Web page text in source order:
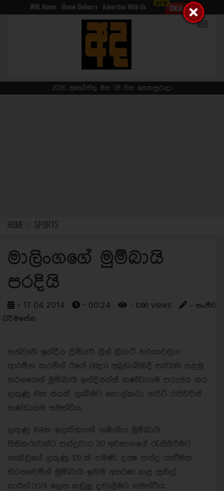
WNL Home Home Delivery Advertise With Us
2026 අගෝස්තු මස 08 වන සෙනසුරාදා
HOME SPORTS
මාලිංගගේ මුම්බායි
පරදියි
- 17 04 2014 - 00:24 - 1096 views
- සංජීව
ධර්මසේන
හත්වැනි ඉන්දීය ප්‍රිමියර් ලීග් ක්‍රිකට් තරගාවලිය
ආරම්භ කරමින් ඊයේ (16දා) අබුඩාබිහිදී පැවැති පළමු
තරගයෙන් මුම්බායි ඉන්දියන්ස් කණ්ඩායම පරාජය කර
ලකුණු 41ක ජයක් ලැබීමට කොල්කටා නයිට් රයිඩර්ස්
කණ්ඩායම සමත්විය.
ලකුණු 164ක ඉලක්කයක් හඹාගිය මුම්බායි
පිතිකරුවන්ට පන්දුවාර 20 අවසානයේ රැස්කිරීමට
හැකිවූයේ ලකුණු 122 ක් පමණි. දක්‍ෂ පන්දු යැවීමක
නිරතවෙමින් මුම්බායි ඉනිම අසරණ කළ සුනිල්
නාරින් 20/4 ‍ලෙස කඩුලු දවාලීමට සමත්විය.